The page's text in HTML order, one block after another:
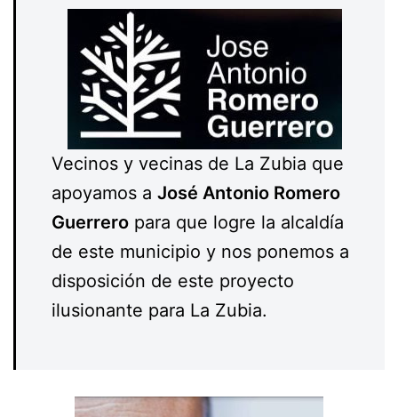
Vecinos y vecinas de La Zubia que
apoyamos a José Antonio Romero
Guerrero para que logre la alcaldía
de este municipio y nos ponemos a
disposición de este proyecto
ilusionante para La Zubia.